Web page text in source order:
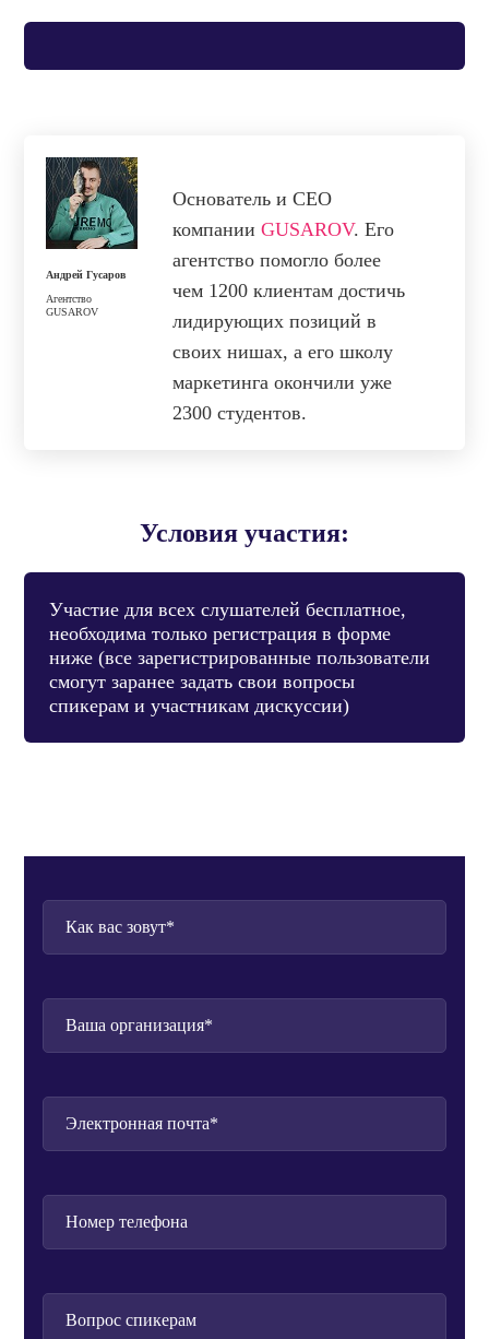
Андрей Гусаров
Агентство
GUSAROV
Основатель и CEO
компанииGUSAROV. Его
агентство помогло более
чем 1200 клиентам достичь
лидирующих позиций в
своих нишах, а его школу
маркетинга окончили уже
2300 студентов.
Условия участия:
Участие для всех слушателей бесплатное,
необходима только регистрация в форме
ниже (все зарегистрированные пользователи
смогут заранее задать свои вопросы
спикерам и участникам дискуссии)